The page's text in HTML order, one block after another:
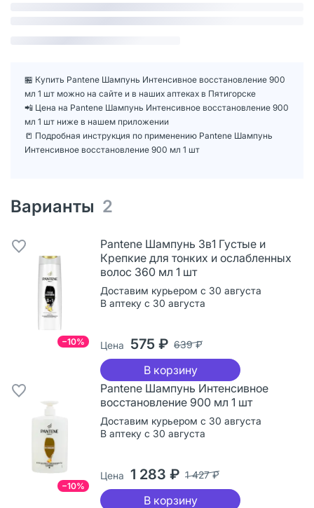
🏪 Купить Pantene Шампунь Интенсивное восстановление 900
мл 1 шт можно на сайте и в наших аптеках в Пятигорске
📲 Цена на Pantene Шампунь Интенсивное восстановление 900
мл 1 шт ниже в нашем приложении
📒 Подробная инструкция по применению Pantene Шампунь
Интенсивное восстановление 900 мл 1 шт
Варианты 2
−10%
Pantene Шампунь 3в1 Густые и
Крепкие для тонких и ослабленных
волос 360 мл 1 шт
Доставим курьером с 30 августа
В аптеку с 30 августа
Цена 575 ₽ 639 ₽
В корзину
−10%
Pantene Шампунь Интенсивное
восстановление 900 мл 1 шт
Доставим курьером с 30 августа
В аптеку с 30 августа
Цена 1 283 ₽ 1 427 ₽
В корзину